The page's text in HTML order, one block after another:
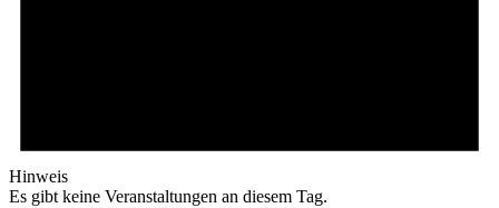
Hinweis
Es gibt keine Veranstaltungen an diesem Tag.